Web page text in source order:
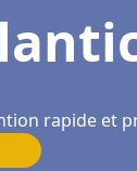
rapide et